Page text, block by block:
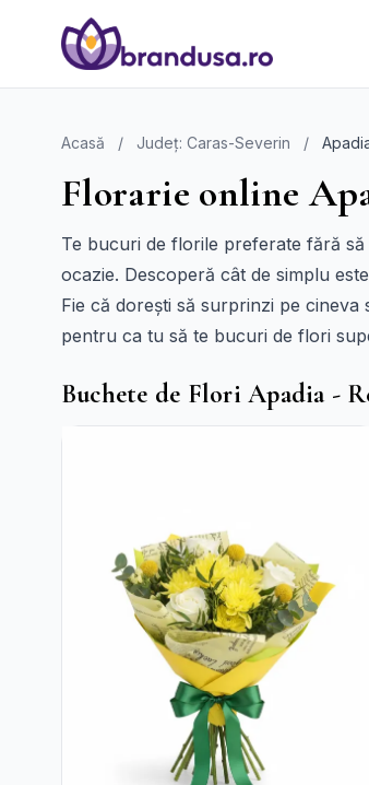
Acasă / Județ: Caras-Severin /
Florarie online
Te bucuri de florile preferate fără să
ocazie. Descoperă cât de simplu
Fie că dorești să surprinzi pe
pentru ca tu să te bucuri de flori
Buchete de Flori Apadia -